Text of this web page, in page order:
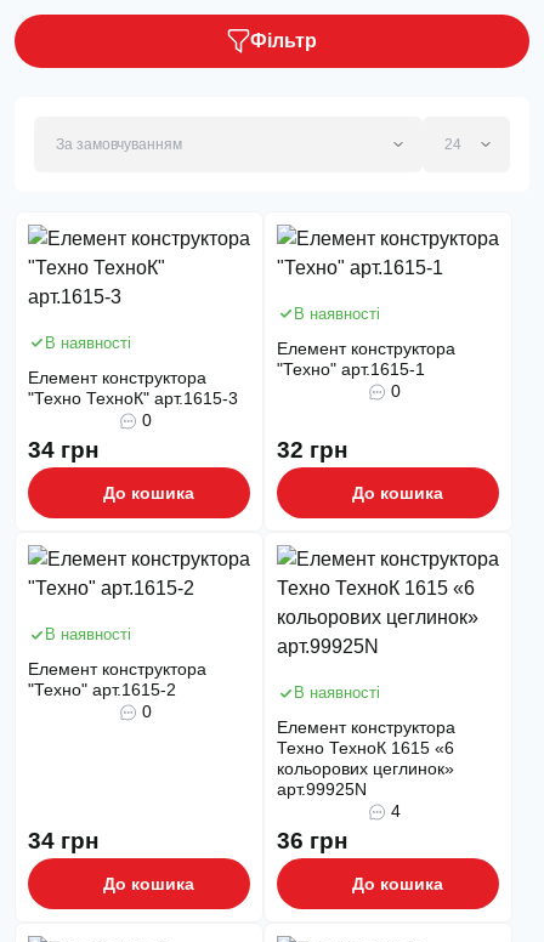
Фільтр
В наявності
Елемент конструктора
"Техно ТехноК" арт.1615-3
0
34 грн
До кошика
В наявності
Елемент конструктора
"Техно" арт.1615-1
0
32 грн
До кошика
В наявності
Елемент конструктора
"Техно" арт.1615-2
0
34 грн
До кошика
В наявності
Елемент конструктора
Техно ТехноК 1615 «6
кольорових цеглинок»
арт.99925N
4
36 грн
До кошика